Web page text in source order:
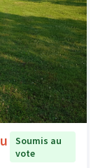
Soumis au
vote